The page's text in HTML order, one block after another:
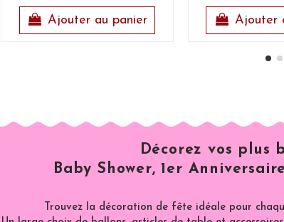
Ajouter au panier Ajouter
Décorez vos plus
Baby Shower, 1er
Trouvez la décoration de fête idéale pour